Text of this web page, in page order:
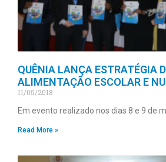
QUÊNIA LANÇA ESTRATÉGIA
ALIMENTAÇÃO ESCOLAR E
11/05/2018
Em evento realizado nos dias 8 e 9 de
Read More »